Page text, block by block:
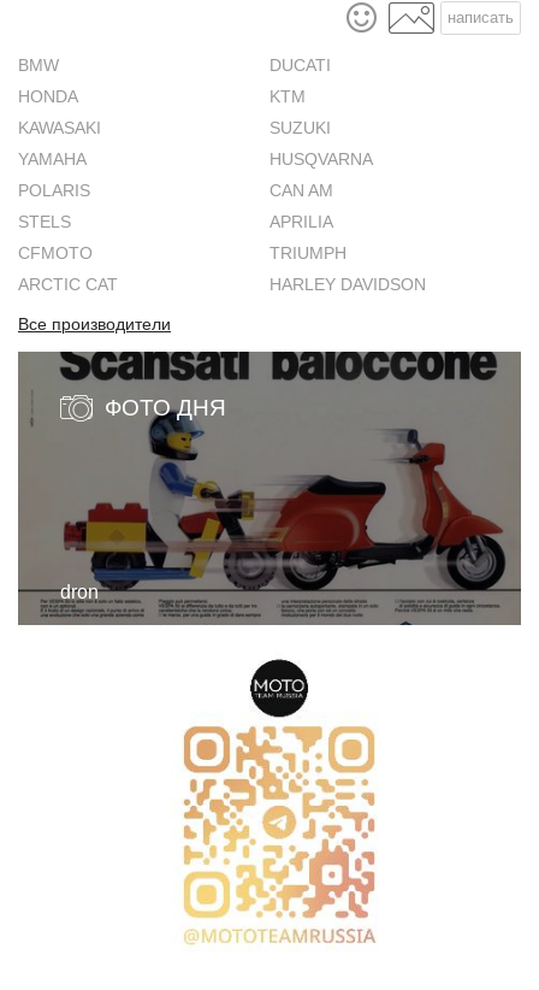
написать
BMW
DUCATI
HONDA
KTM
KAWASAKI
SUZUKI
YAMAHA
HUSQVARNA
POLARIS
CAN AM
STELS
APRILIA
CFMOTO
TRIUMPH
ARCTIC CAT
HARLEY DAVIDSON
Все производители
ФОТО ДНЯ
dron